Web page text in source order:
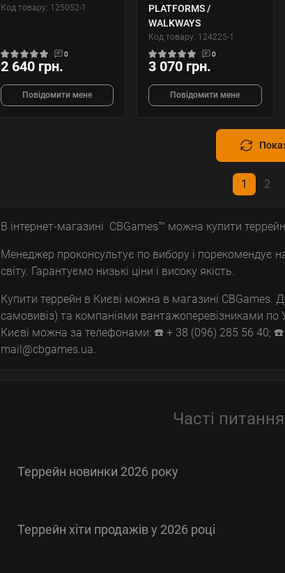
Код товару: 125052-1
0
2 640 грн.
Повідомити мене
PLATFORMS /
WALKWAYS
Код товару: 124225-1
0
3 070 грн.
Повідомити мене
1 2
В інтернет-магазині CBGames™ можна купити террейн.
Менеджер проконсультує по вибору і порекомендує
світу. Гарантуємо низькі ціни і високу якість.
Купити террейн в Києві можна в магазині CBGames.
самовивіз) та компаніями вантажоперевізниками по
Києві можна за телефонами: ☎️ + 38 (096) 285 56 40;
mail@cbgames.ua.
Часті
Террейн новинки 2026 року
Террейн хіти продажів у 2026 році